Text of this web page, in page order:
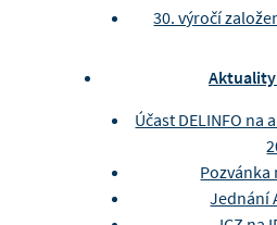
30. výročí
Účast DELINFO na
Pozvánka
Jednání